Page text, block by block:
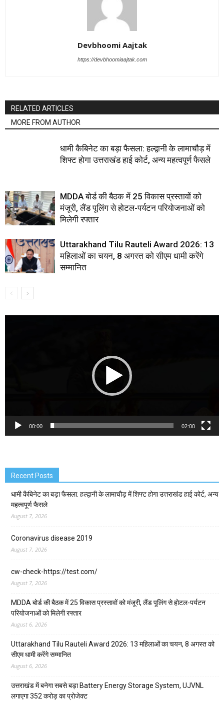
Devbhoomi Aajtak
https://devbhoomiaajtak.com
RELATED ARTICLES
MORE FROM AUTHOR
धामी कैबिनेट का बड़ा फैसला: हल्द्वानी के लामाचौड़ में
शिफ्ट होगा उत्तराखंड हाई कोर्ट, अन्य महत्वपूर्ण फैसले
MDDA बोर्ड की बैठक में 25 विकास प्रस्तावों को
मंजूरी, लैंड पूलिंग से होटल-पर्यटन परियोजनाओं को
मिलेगी रफ्तार
Uttarakhand Tilu Rauteli Award 2026: 13
महिलाओं का चयन, 8 अगस्त को सीएम धामी करेंगे
सम्मानित
00:00 02:00
Recent Posts
धामी कैबिनेट का बड़ा फैसला: हल्द्वानी के लामाचौड़ में शिफ्ट होगा उत्तराखंड हाई कोर्ट, अन्य
महत्वपूर्ण फैसले
August 7, 2026
Coronavirus disease 2019
August 7, 2026
cw-check-https://test.com/
August 7, 2026
MDDA बोर्ड की बैठक में 25 विकास प्रस्तावों को मंजूरी, लैंड पूलिंग से होटल-पर्यटन
परियोजनाओं को मिलेगी रफ्तार
August 6, 2026
Uttarakhand Tilu Rauteli Award 2026: 13 महिलाओं का चयन, 8 अगस्त को
सीएम धामी करेंगे सम्मानित
August 6, 2026
उत्तराखंड में बनेगा सबसे बड़ा Battery Energy Storage System, UJVNL
लगाएगा 352 करोड़ का प्रोजेक्ट